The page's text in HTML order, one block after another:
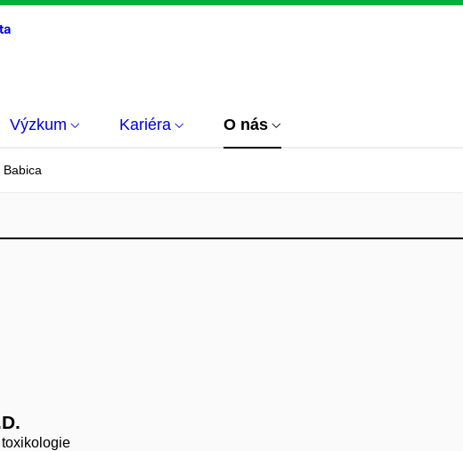
Výzkum Kariéra O nás
Babica